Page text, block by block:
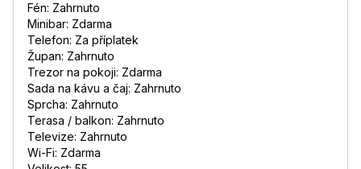
Fén: Zahrnuto
Minibar: Zdarma
Telefon: Za příplatek
Župan: Zahrnuto
Trezor na pokoji: Zdarma
Sada na kávu a čaj: Zahrnuto
Sprcha: Zahrnuto
Terasa / balkon: Zahrnuto
Televize: Zahrnuto
Wi-Fi: Zdarma